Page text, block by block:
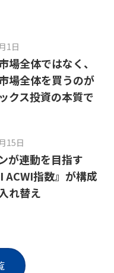
1日
場全体ではなく、
場全体を買うのが
クス投資の本質で
15日
が連動を目指す
ACWI指数』が構成
れ替え